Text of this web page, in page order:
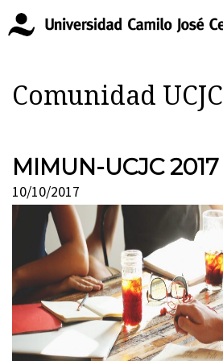
Comunidad UCJC
MIMUN-UCJC 2017
10/10/2017